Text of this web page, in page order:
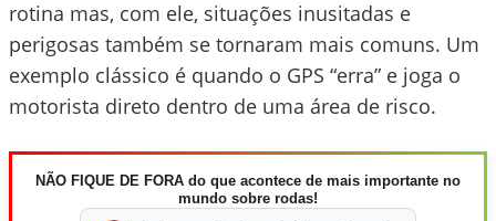
rotina mas, com ele, situações inusitadas e
perigosas também se tornaram mais comuns. Um
exemplo clássico é quando o GPS “erra” e joga o
motorista direto dentro de uma área de risco.
NÃO FIQUE DE FORA do que acontece de mais importante no
mundo sobre rodas!